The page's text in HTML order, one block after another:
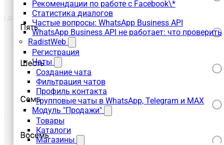
Рекомендации по работе с Facebook\*
Статистика диалогов
Частые вопросы: WhatsApp Business API
WhatsApp Business API не работает: что проверить
RadistWeb
Регистрация
Чаты
Создание чата
Фильтрация чатов
Профиль контакта
Групповые чаты в WhatsApp, Telegram и MAX
Модуль "Продажи"
Товары
Каталоги
Магазины